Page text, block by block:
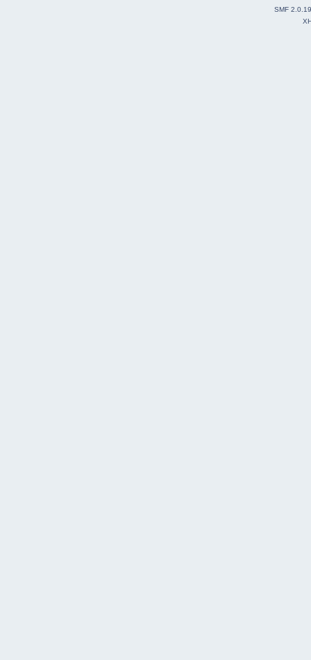
SMF 2.0.19